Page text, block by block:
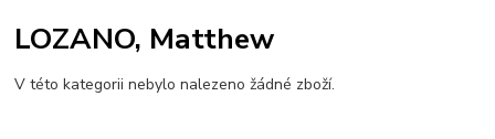
LOZANO, Matthew
V této kategorii nebylo nalezeno žádné zboží.